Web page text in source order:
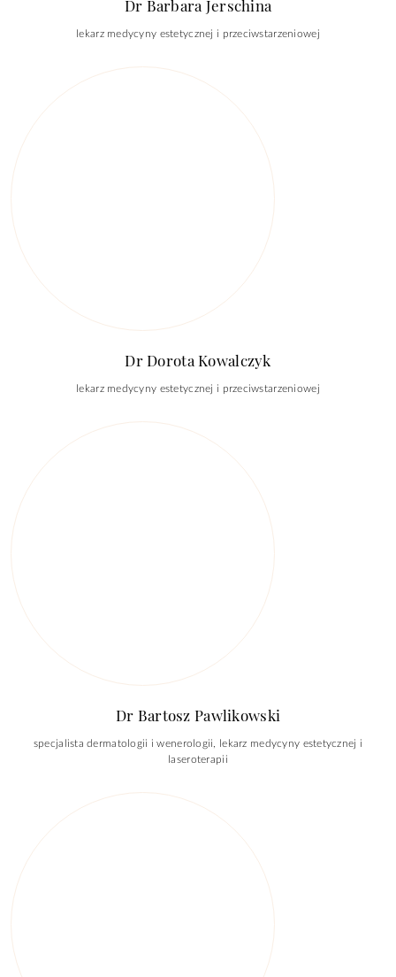
lekarz medycyny estetycznej i przeciwstarzeniowej
Dr Dorota Kowalczyk
lekarz medycyny estetycznej i przeciwstarzeniowej
Dr Bartosz Pawlikowski
specjalista dermatologii i wenerologii, lekarz medycyny estetycznej i
laseroterapii